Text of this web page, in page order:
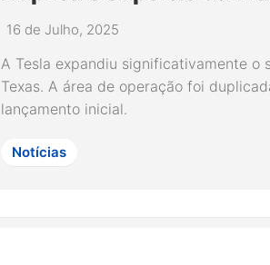
16 de Julho, 2025
A Tesla expandiu significativamente o
Texas. A área de operação foi
lançamento inicial.
Notícias